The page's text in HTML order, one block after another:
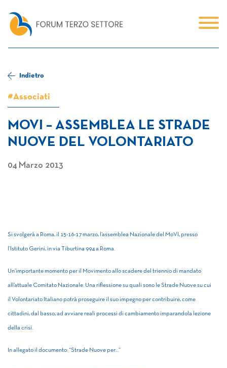
Indietro
#Associati
MOVI – ASSEMBLEA LE STRADE
NUOVE DEL VOLONTARIATO
04 Marzo 2013
Si svolgerà a Roma, il 15-16-17 marzo, l’assemblea Nazionale del MoVI, presso
l’Istituto Gerini, in via Tiburtina 994 a Roma.
Un’importante momento per il Movimento allo scadere del triennio di mandato
all’attuale Comitato Nazionale. Una riflessione su quali sono le Strade Nuove su cui
il Volontariato Italiano potrà proseguire il suo impegno per contribuire, come
cittadini, dal basso, ad avviare reali processi di cambiamento imparandola lezione
della crisi.
In allegato il documento: “Strade Nuove per…”